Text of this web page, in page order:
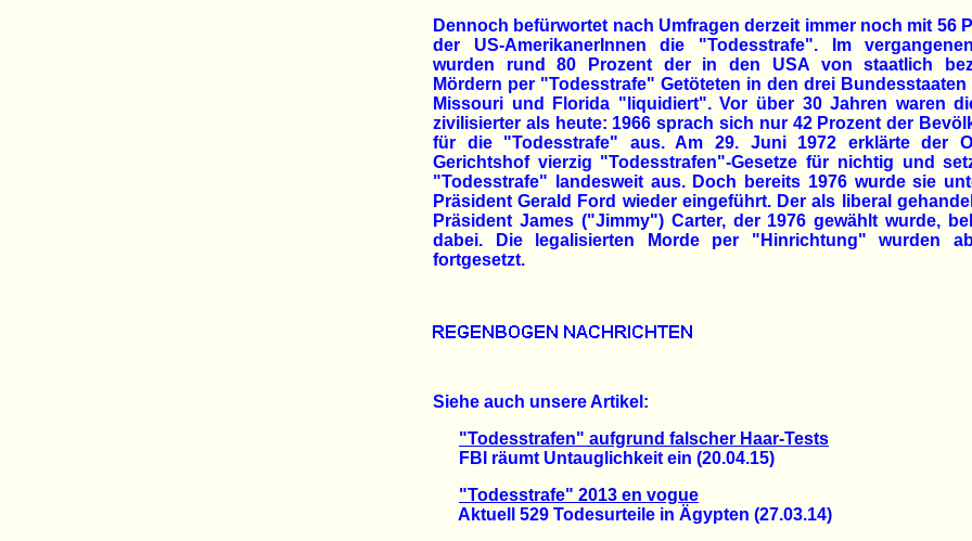
Dennoch befürwortet nach Umfragen derzeit immer noch mit 56
der US-AmerikanerInnen die "Todesstrafe". Im
wurden rund 80 Prozent der in den USA von staatlich
Mördern per "Todesstrafe" Getöteten in den drei Bundesstaaten
Missouri und Florida "liquidiert". Vor über 30 Jahren waren
zivilisierter als heute: 1966 sprach sich nur 42 Prozent der
für die "Todesstrafe" aus. Am 29. Juni 1972 erklärte der
Gerichtshof vierzig "Todesstrafen"-Gesetze für nichtig und
"Todesstrafe" landesweit aus. Doch bereits 1976 wurde sie
Präsident Gerald Ford wieder eingeführt. Der als liberal
Präsident James ("Jimmy") Carter, der 1976 gewählt wurde,
dabei. Die legalisierten Morde per "Hinrichtung" wurden
fortgesetzt.
Siehe auch unsere Artikel:
"Todesstrafen" aufgrund falscher Haar-Tests
FBI räumt Untauglichkeit ein (20.04.15)
"Todesstrafe" 2013 en vogue
Aktuell 529 Todesurteile in Ägypten (27.03.14)